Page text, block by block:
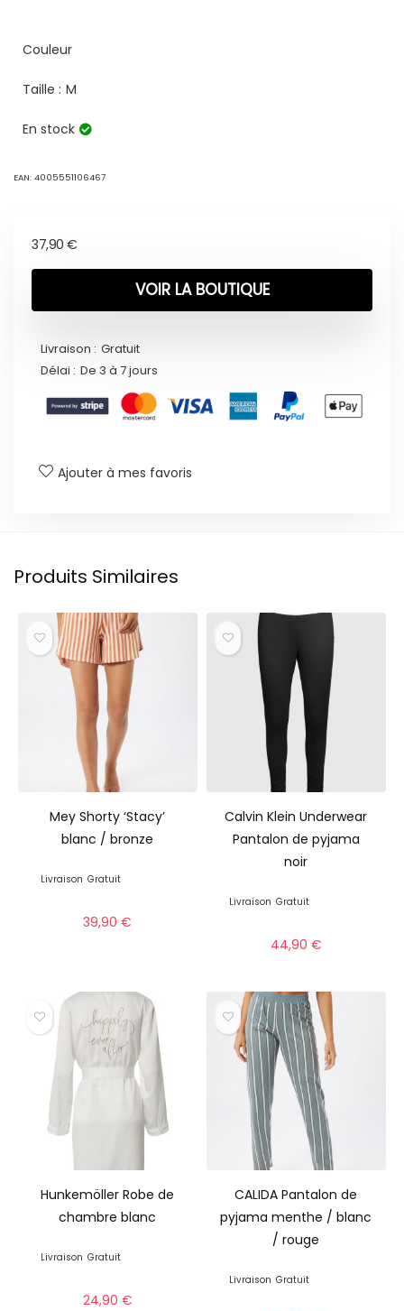
Couleur
Taille : M
En stock
EAN: 4005551106467
37,90 €
VOIR LA BOUTIQUE
Livraison : Gratuit
Délai : De 3 à 7 jours
Ajouter à mes favoris
Produits Similaires
Mey Shorty ‘Stacy’
blanc / bronze
Livraison Gratuit
39,90€
Calvin Klein Underwear
Pantalon de pyjama
noir
Livraison Gratuit
44,90 €
Hunkemöller Robe de
chambre blanc
Livraison Gratuit
24,90 €
CALIDA Pantalon de
pyjama menthe / blanc
/ rouge
Livraison Gratuit